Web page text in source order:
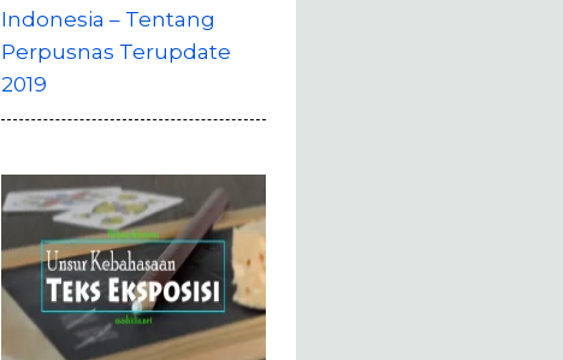
Indonesia – Tentang
Perpusnas Terupdate
2019